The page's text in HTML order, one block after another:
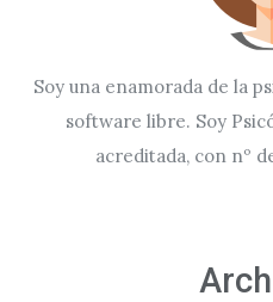
Soy una enamorada de la
software libre. Soy
acreditada, con nº